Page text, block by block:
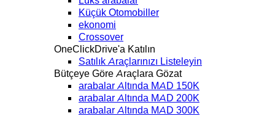
Küçük Otomobiller
ekonomi
Crossover
OneClickDrive'a Katılın
Satılık Araçlarınızı Listeleyin
Bütçeye Göre Araçlara Gözat
arabalar Altında MAD 150K
arabalar Altında MAD 200K
arabalar Altında MAD 300K